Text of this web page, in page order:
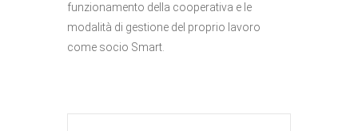
funzionamento della cooperativa e le
modalità di gestione del proprio lavoro
come socio Smart.